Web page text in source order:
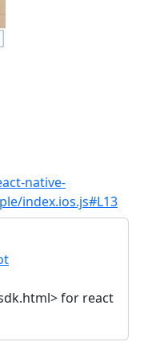
native-
index.ios.js#L13
for react